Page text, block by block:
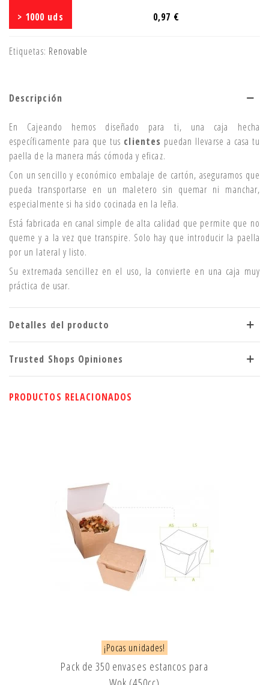
> 1000 uds
0,97 €
Etiquetas: Renovable
Descripción
En Cajeando hemos diseñado para ti, una caja hecha
específicamente para que tus clientes puedan llevarse a casa tu
paella de la manera más cómoda y eficaz.
Con un sencillo y económico embalaje de cartón, aseguramos que
pueda transportarse en un maletero sin quemar ni manchar,
especialmente si ha sido cocinada en la leña.
Está fabricada en canal simple de alta calidad que permite que no
queme y a la vez que transpire. Solo hay que introducir la paella
por un lateral y listo.
Su extremada sencillez en el uso, la convierte en una caja muy
práctica de usar.
Detalles del producto
Trusted Shops Opiniones
PRODUCTOS RELACIONADOS
¡Pocas unidades!
Pack de 350 envases estancos para